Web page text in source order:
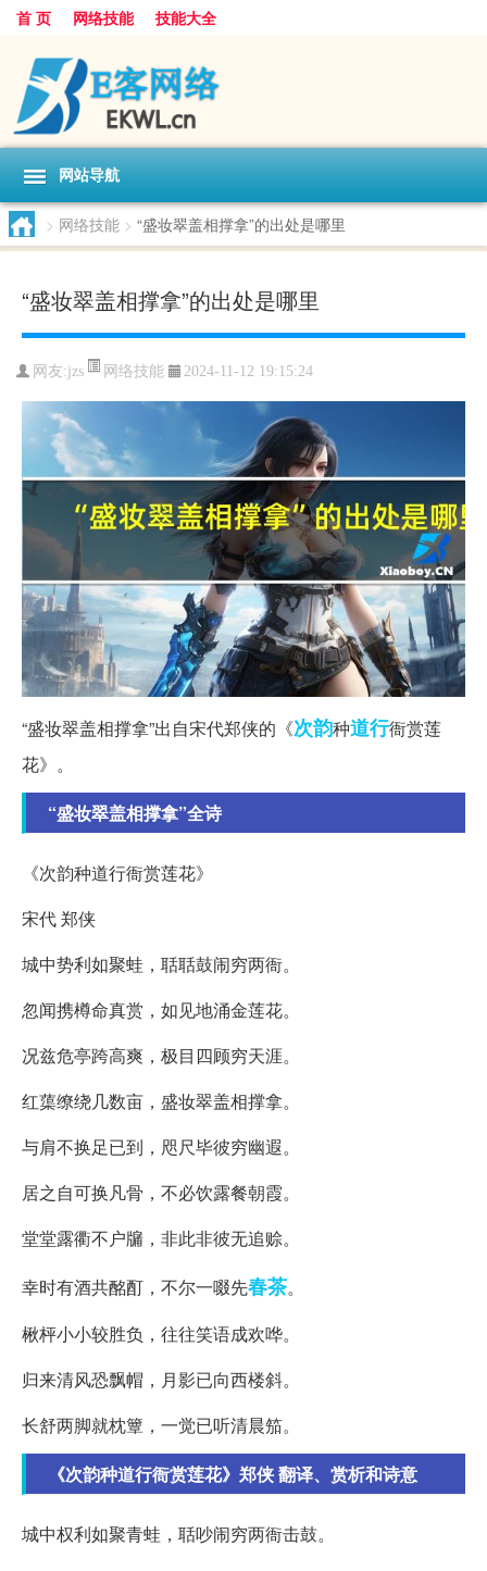
首 页 网络技能 技能大全
网站导航
> 网络技能 > “盛妆翠盖相撑拿”的出处是哪里
“盛妆翠盖相撑拿”的出处是哪里
网友:jzs 网络技能 2024-11-12 19:15:24
“盛妆翠盖相撑拿”出自宋代郑侠的《次韵种道行衙赏莲
花》。
“盛妆翠盖相撑拿”全诗
《次韵种道行衙赏莲花》
宋代 郑侠
城中势利如聚蛙，聒聒鼓闹穷两衙。
忽闻携樽命真赏，如见地涌金莲花。
况兹危亭跨高爽，极目四顾穷天涯。
红蕖缭绕几数亩，盛妆翠盖相撑拿。
与肩不换足已到，咫尺毕彼穷幽遐。
居之自可换凡骨，不必饮露餐朝霞。
堂堂露衢不户牖，非此非彼无追赊。
幸时有酒共酩酊，不尔一啜先春茶。
楸枰小小较胜负，往往笑语成欢哗。
归来清风恐飘帽，月影已向西楼斜。
长舒两脚就枕簟，一觉已听清晨笳。
《次韵种道行衙赏莲花》郑侠 翻译、赏析和诗意
城中权利如聚青蛙，聒吵闹穷两衙击鼓。